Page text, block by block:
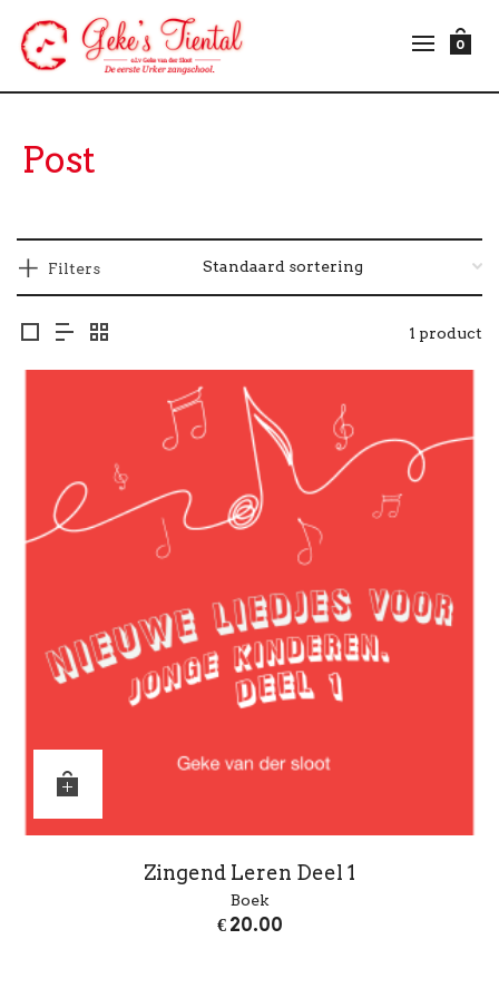
0
Post
Filters
1 product
Zingend Leren Deel 1
Boek
€20.00